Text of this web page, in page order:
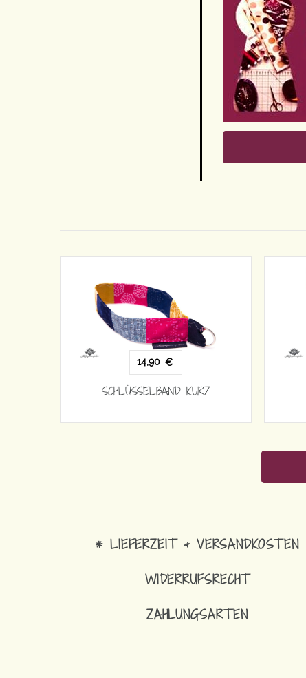
14,90 €
SCHLÜSSELBAND KURZ
* LIEFERZEIT & VERSANDKOSTEN
WIDERRUFSRECHT
ZAHLUNGSARTEN